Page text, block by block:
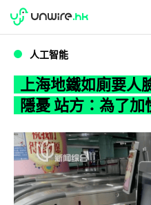
WWDC 2026
人工智能
上海地鐵如廁要
隱憂 站方：為了加